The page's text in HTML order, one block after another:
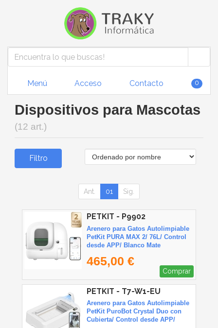
Menú Acceso Contacto 0
Dispositivos para Mascotas
(12 art.)
Filtro
Ant. 01 Sig.
PETKIT - P9902
Arenero para Gatos Autolimpiable
PetKit PURA MAX 2/ 76L/ Control
desde APP/ Blanco Mate
465,00 €
Comprar
PETKIT - T7-W1-EU
Arenero para Gatos Autolimpiable
PetKit PuroBot Crystal Duo con
Cubierta/ Control desde APP/